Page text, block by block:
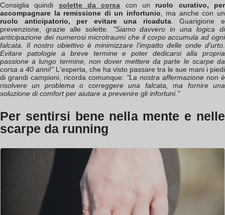
Consiglia quindi solette da corsa con un ruolo curativo, per
accompagnare la remissione di un infortunio , ma anche con un
ruolo anticipatorio, per evitare una ricaduta. Guarigione e
prevenzione, grazie alle solette. "Siamo davvero in una logica di
anticipazione dei numerosi microtraumi che il corpo accumula ad ogni
falcata. Il nostro obiettivo è minimizzare l'impatto delle onde d'urto.
Evitare patologie a breve termine e poter dedicarsi alla propria
passione a lungo termine, non dover mettere da parte le scarpe da
corsa a 40 anni!"L'esperta, che ha visto passare tra le sue mani i piedi
di grandi campioni, ricorda comunque: "La nostra affermazione non è
risolvere un problema o correggere una falcata, ma fornire una
soluzione di comfort per aiutare a prevenire gli infortuni."
Per sentirsi bene nella mente e nelle
scarpe da running